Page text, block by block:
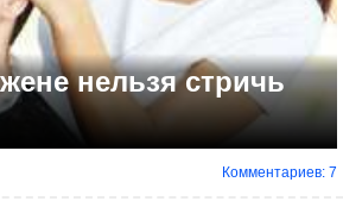
нельзя стричь
Комментариев: 7